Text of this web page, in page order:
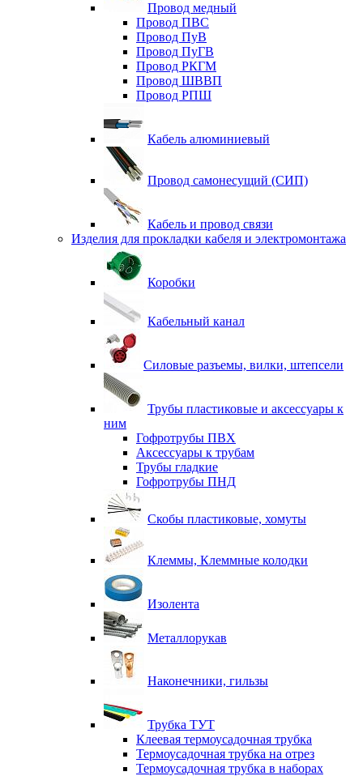
Провод медный
Провод ПВС
Провод ПуВ
Провод ПуГВ
Провод РКГМ
Провод ШВВП
Провод РПШ
Кабель алюминиевый
Провод самонесущий (СИП)
Кабель и провод связи
Изделия для прокладки кабеля и электромонтажа
Коробки
Кабельный канал
Силовые разъемы, вилки, штепсели
Трубы пластиковые и аксессуары к
ним
Гофротрубы ПВХ
Аксессуары к трубам
Трубы гладкие
Гофротрубы ПНД
Скобы пластиковые, хомуты
Клеммы, Клеммные колодки
Изолента
Металлорукав
Наконечники, гильзы
Трубка ТУТ
Клеевая термоусадочная трубка
Термоусадочная трубка на отрез
Термоусадочная трубка в наборах